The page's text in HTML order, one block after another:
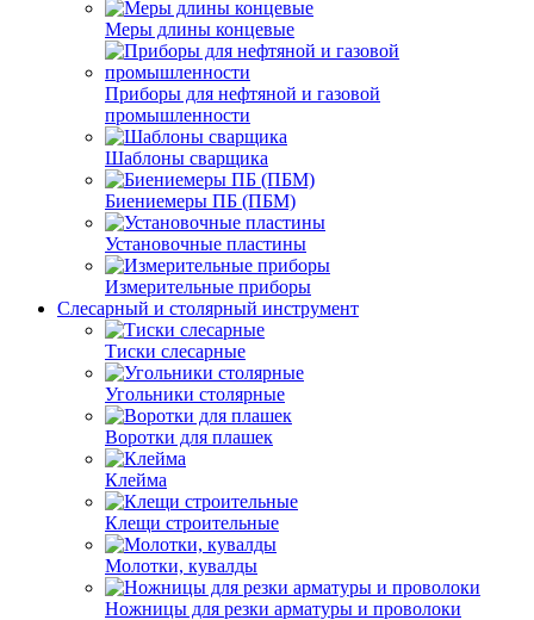
Меры длины концевые
Приборы для нефтяной и газовой
промышленности
Шаблоны сварщика
Биениемеры ПБ (ПБМ)
Установочные пластины
Измерительные приборы
Слесарный и столярный инструмент
Тиски слесарные
Угольники столярные
Воротки для плашек
Клейма
Клещи строительные
Молотки, кувалды
Ножницы для резки арматуры и проволоки